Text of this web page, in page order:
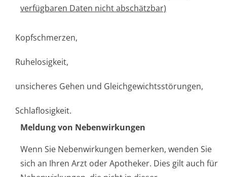
verfügbaren Daten nicht abschätzbar)
Kopfschmerzen,
Ruhelosigkeit,
unsicheres Gehen und Gleichgewichtsstörun­gen,
Schlaflosigkeit.
Meldung von Nebenwirkungen
Wenn Sie Nebenwirkungen bemerken, wenden Sie
sich an Ihren Arzt oder Apotheker. Dies gilt auch für